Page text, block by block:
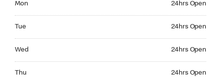
Mon 24hrs Open
Tue 24hrs Open
Wed 24hrs Open
Thu 24hrs Open